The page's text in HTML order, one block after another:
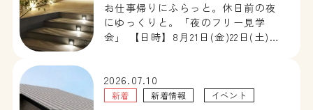
お仕事帰りにふらっと。休日前の夜
にゆっくりと。「夜のフリー見学
会」 【日時】8月21日(金)22日(土)・
ートピア富山内) 夜だからこそ分か
る、木の家の心地よさ。 昼間とは違
2026.07.10
新着 新着情報 イベント